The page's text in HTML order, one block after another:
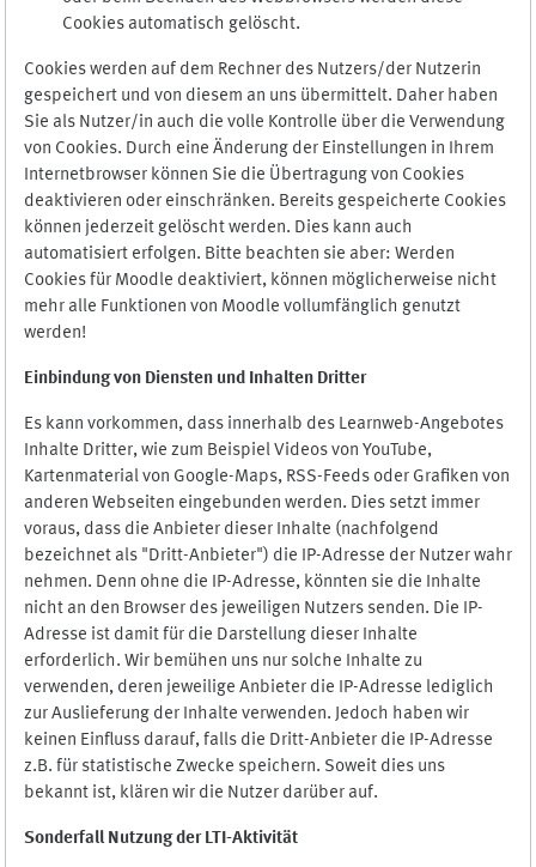
Cookies automatisch gelöscht.
Cookies werden auf dem Rechner des Nutzers/der Nutzerin
gespeichert und von diesem an uns übermittelt. Daher haben
Sie als Nutzer/in auch die volle Kontrolle über die Verwendung
von Cookies. Durch eine Änderung der Einstellungen in Ihrem
Internetbrowser können Sie die Übertragung von Cookies
deaktivieren oder einschränken. Bereits gespeicherte Cookies
können jederzeit gelöscht werden. Dies kann auch
automatisiert erfolgen. Bitte beachten sie aber: Werden
Cookies für Moodle deaktiviert, können möglicherweise nicht
mehr alle Funktionen von Moodle vollumfänglich genutzt
werden!
Einbindung von Diensten und Inhalten Dritter
Es kann vorkommen, dass innerhalb des Learnweb-Angebotes
Inhalte Dritter, wie zum Beispiel Videos von YouTube,
Kartenmaterial von Google-Maps, RSS-Feeds oder Grafiken von
anderen Webseiten eingebunden werden. Dies setzt immer
voraus, dass die Anbieter dieser Inhalte (nachfolgend
bezeichnet als "Dritt-Anbieter") die IP-Adresse der Nutzer wahr
nehmen. Denn ohne die IP-Adresse, könnten sie die Inhalte
nicht an den Browser des jeweiligen Nutzers senden. Die IP-
Adresse ist damit für die Darstellung dieser Inhalte
erforderlich. Wir bemühen uns nur solche Inhalte zu
verwenden, deren jeweilige Anbieter die IP-Adresse lediglich
zur Auslieferung der Inhalte verwenden. Jedoch haben wir
keinen Einfluss darauf, falls die Dritt-Anbieter die IP-Adresse
z.B. für statistische Zwecke speichern. Soweit dies uns
bekannt ist, klären wir die Nutzer darüber auf.
Sonderfall Nutzung der LTI-Aktivität